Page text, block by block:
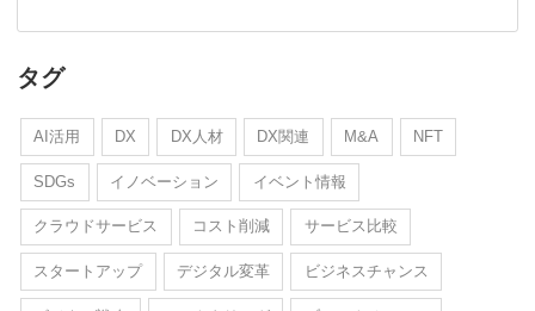
タグ
AI活用 DX DX人材 DX関連 M&A NFT
SDGs イノベーション イベント情報
クラウドサービス コスト削減 サービス比較
スタートアップ デジタル変革 ビジネスチャンス